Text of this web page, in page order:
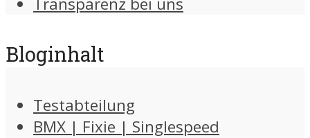
Bloginhalt
Testabteilung
BMX | Fixie | Singlespeed